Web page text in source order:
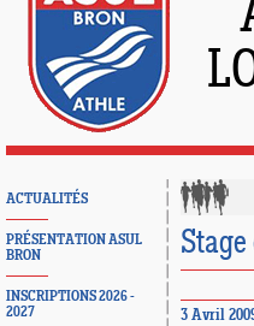
ACTUALITÉS
PRÉSENTATION ASUL
BRON
INSCRIPTIONS 2026 -
2027
3 Avril